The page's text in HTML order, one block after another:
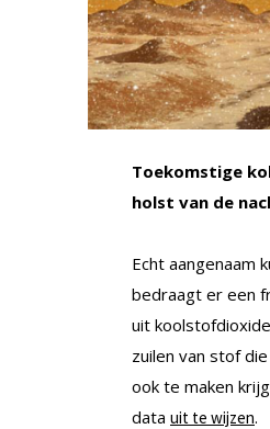
Toekomstige
holst van de
Echt aangenaam
bedraagt er een
uit
zuilen van stof
ook te maken
data uit te wijzen.